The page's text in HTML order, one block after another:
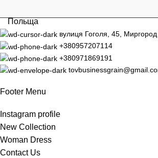
Польща
вулиця Гоголя, 45, Миргород
+380957207114
+380971869191
Footer Menu
Instagram profile
New Collection
Woman Dress
Contact Us